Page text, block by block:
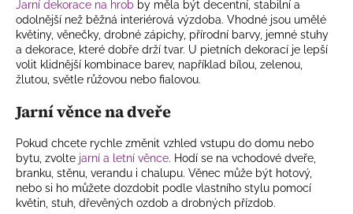
Jarní dekorace na hrob by měla být decentní, stabilní a
odolnější než běžná interiérová výzdoba. Vhodné jsou umělé
květiny, věnečky, drobné zápichy, přírodní barvy, jemné stuhy
a dekorace, které dobře drží tvar. U pietních dekorací je lepší
volit klidnější kombinace barev, například bílou, zelenou,
žlutou, světle růžovou nebo fialovou.
Jarní věnce na dveře
Pokud chcete rychle změnit vzhled vstupu do domu nebo
bytu, zvolte jarní a letní věnce. Hodí se na vchodové dveře,
branku, stěnu, verandu i chalupu. Věnec může být hotový,
nebo si ho můžete dozdobit podle vlastního stylu pomocí
květin, stuh, dřevěných ozdob a drobných přízdob.